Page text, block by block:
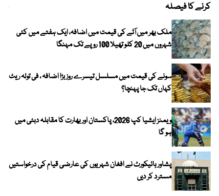
کرنے کا فیصلہ
ملک بھر میں آٹے کی قیمت میں اضافہ، ایک ہفتے میں کئی
شہروں میں 20 کلو تھیلا 100 روپے تک مہنگا
سونے کی قیمت میں مسلسل تیسرے روز بڑا اضافہ ، فی تولہ ریٹ
کہاں تک جا پہنچا؟
ویمنز ایشیا کپ 2026، پاکستان اور بھارت کا مقابلہ دبئی میں
ہو گا
پشاور ہائیکورٹ نے افغان شہریوں کی عارضی قیام کی درخواستیں
مسترد کر دیں